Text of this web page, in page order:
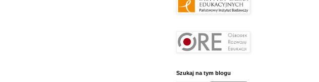
Szukaj na tym blogu